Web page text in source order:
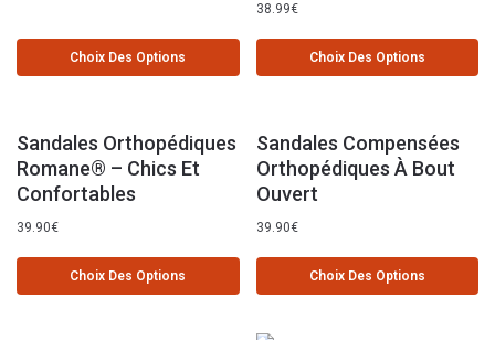
Choix Des Options
38.99€
Choix Des Options
Sandales Orthopédiques
Romane® – Chics Et
Confortables
39.90€
Choix Des Options
Sandales Compensées
Orthopédiques À Bout
Ouvert
39.90€
Choix Des Options